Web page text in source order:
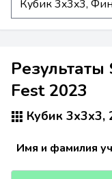
Fest 2023
Кубик 3x3x3,
Имя и фамилия